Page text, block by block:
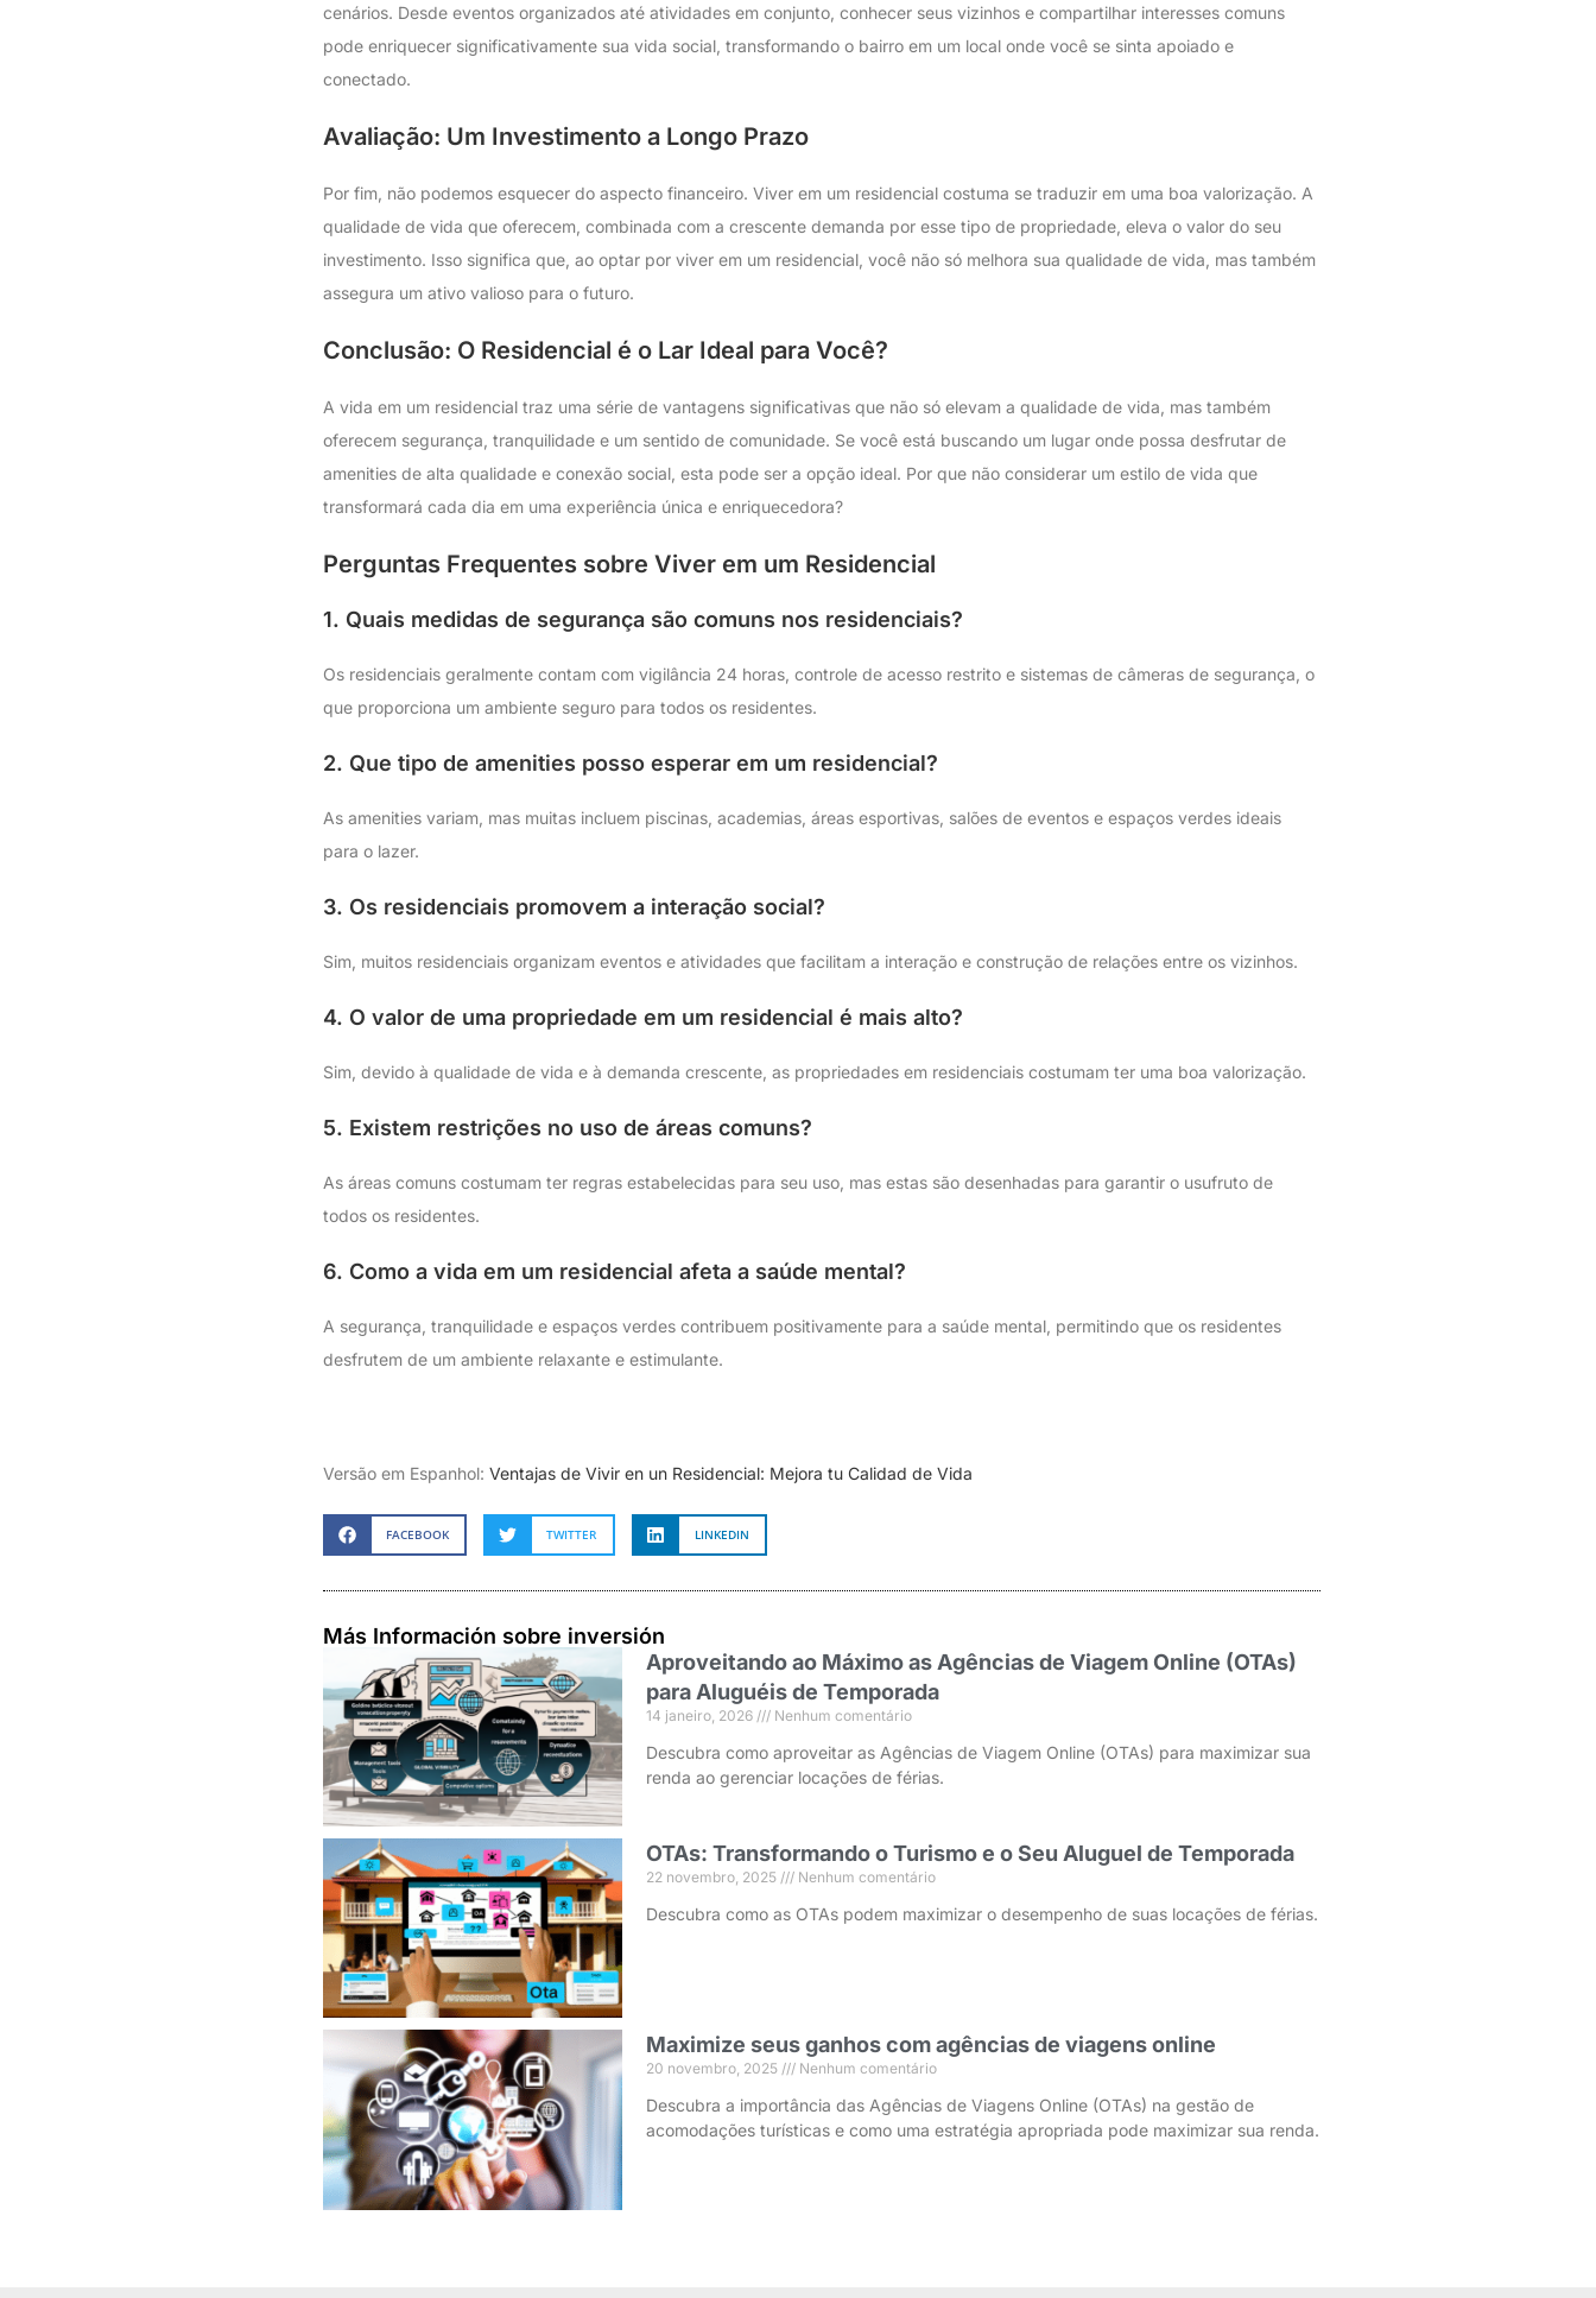
cenários. Desde eventos organizados até atividades em conjunto, conhecer seus vizinhos e compartilhar interesses comuns
pode enriquecer significativamente sua vida social, transformando o bairro em um local onde você se sinta apoiado e
conectado.
Avaliação: Um Investimento a Longo Prazo
Por fim, não podemos esquecer do aspecto financeiro. Viver em um residencial costuma se traduzir em uma boa valorização. A
qualidade de vida que oferecem, combinada com a crescente demanda por esse tipo de propriedade, eleva o valor do seu
investimento. Isso significa que, ao optar por viver em um residencial, você não só melhora sua qualidade de vida, mas também
assegura um ativo valioso para o futuro.
Conclusão: O Residencial é o Lar Ideal para Você?
A vida em um residencial traz uma série de vantagens significativas que não só elevam a qualidade de vida, mas também
oferecem segurança, tranquilidade e um sentido de comunidade. Se você está buscando um lugar onde possa desfrutar de
amenities de alta qualidade e conexão social, esta pode ser a opção ideal. Por que não considerar um estilo de vida que
transformará cada dia em uma experiência única e enriquecedora?
Perguntas Frequentes sobre Viver em um Residencial
1. Quais medidas de segurança são comuns nos residenciais?
Os residenciais geralmente contam com vigilância 24 horas, controle de acesso restrito e sistemas de câmeras de segurança, o
que proporciona um ambiente seguro para todos os residentes.
2. Que tipo de amenities posso esperar em um residencial?
As amenities variam, mas muitas incluem piscinas, academias, áreas esportivas, salões de eventos e espaços verdes ideais
para o lazer.
3. Os residenciais promovem a interação social?
Sim, muitos residenciais organizam eventos e atividades que facilitam a interação e construção de relações entre os vizinhos.
4. O valor de uma propriedade em um residencial é mais alto?
Sim, devido à qualidade de vida e à demanda crescente, as propriedades em residenciais costumam ter uma boa valorização.
5. Existem restrições no uso de áreas comuns?
As áreas comuns costumam ter regras estabelecidas para seu uso, mas estas são desenhadas para garantir o usufruto de
todos os residentes.
6. Como a vida em um residencial afeta a saúde mental?
A segurança, tranquilidade e espaços verdes contribuem positivamente para a saúde mental, permitindo que os residentes
desfrutem de um ambiente relaxante e estimulante.
Versão em Espanhol: Ventajas de Vivir en un Residencial: Mejora tu Calidad de Vida
FACEBOOK TWITTER LINKEDIN
Más Información sobre inversión
Aproveitando ao Máximo as Agências de Viagem Online (OTAs)
para Aluguéis de Temporada
14 janeiro, 2026 Nenhum comentário
Descubra como aproveitar as Agências de Viagem Online (OTAs) para maximizar sua
renda ao gerenciar locações de férias.
OTAs: Transformando o Turismo e o Seu Aluguel de Temporada
22 novembro, 2025 Nenhum comentário
Descubra como as OTAs podem maximizar o desempenho de suas locações de férias.
Maximize seus ganhos com agências de viagens online
20 novembro, 2025 Nenhum comentário
Descubra a importância das Agências de Viagens Online (OTAs) na gestão de
acomodações turísticas e como uma estratégia apropriada pode maximizar sua renda.